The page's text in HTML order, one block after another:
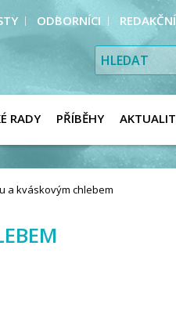
ODBORNÍCI
RADY PŘÍBĚHY
a kváskovým chlebem